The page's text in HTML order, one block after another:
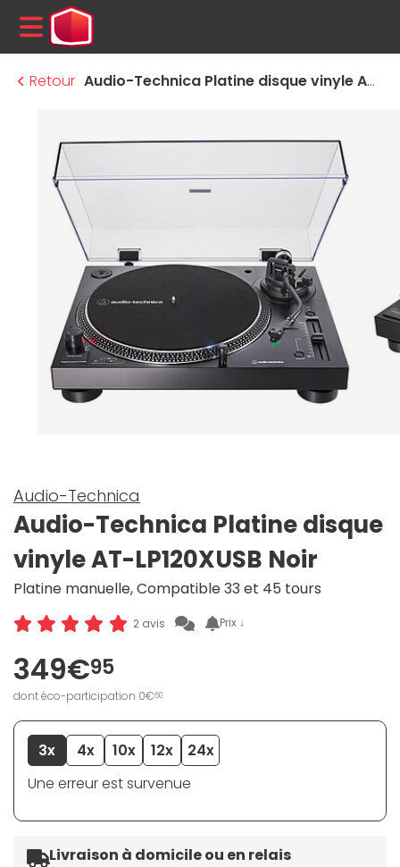
MENU
Retour
Audio-Technica Platine disque vinyle AT-LP120XUSB Noir
Audio-Technica
Audio-Technica Platine disque
vinyle AT-LP120XUSB Noir
Platine manuelle, Compatible 33 et 45 tours
2 avis Prix ↓
349€95
dont éco-participation 0€60
3x 4x 10x 12x
24x
Une erreur est survenue
Livraison à domicile ou en relais